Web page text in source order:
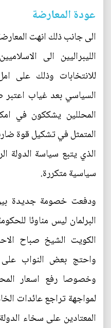
عودة المعارضة
الى جانب ذلك انهت
الليبراليين الى
للانتخابات وذلك على
السياسي بعد غياب اعتبر
المحللين يشككون في
المتمثل في تشكيل قوة
الذي يتبع سياسة الدولة
سياسية متكررة.
ودفعت خصومة جديدة
البرلمان ليس مناوئا
الكويت الشيخ صباح
واحتج بعض النواب على
وخصوصا رفع اسعار
لمواجهة تراجع عائدات
المعتادين على سخاء